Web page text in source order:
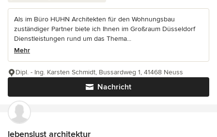
Als im Büro HUHN Architekten für den Wohnungsbau
zuständiger Partner biete ich Ihnen im Großraum Düsseldorf
Dienstleistungen rund um das Thema...
Mehr
Nachricht
Dipl. - Ing. Karsten Schmidt, Bussardweg 1, 41468 Neuss
lebenslust architektur